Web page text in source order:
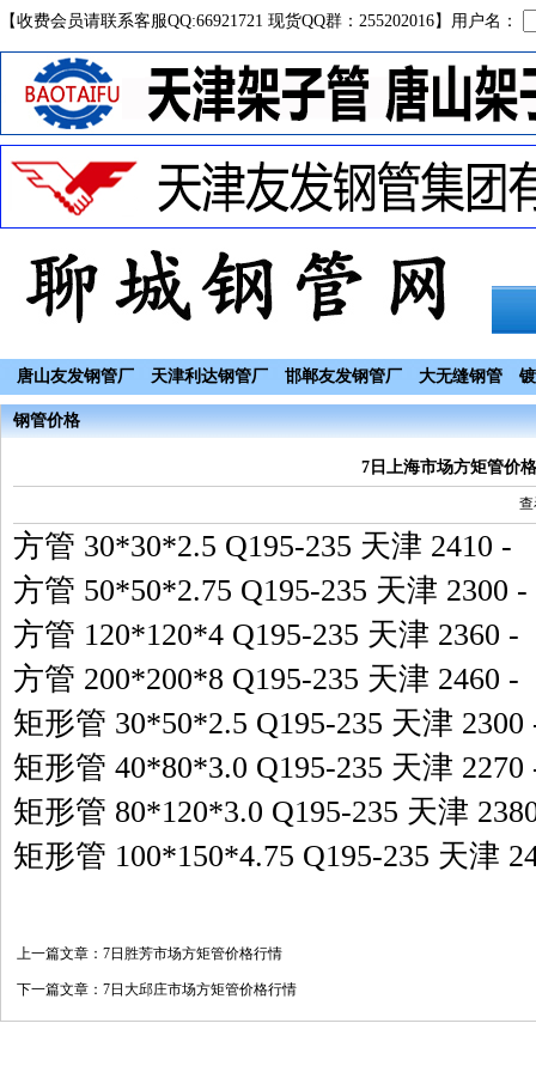
【收费会员请联系客服QQ:66921721 现货QQ群：255202016】用户名：
唐山友发钢管厂 天津利达钢管厂 邯郸友发钢管厂 大无缝钢管
钢管价格
7日上海市场方矩管价
查
方管 30*30*2.5 Q195-235 天津 2410
方管 50*50*2.75 Q195-235 天津 2300
方管 120*120*4 Q195-235 天津 2360
方管 200*200*8 Q195-235 天津 2460
矩形管 30*50*2.5 Q195-235 天津
矩形管 40*80*3.0 Q195-235 天津
矩形管 80*120*3.0 Q195-235 天津
矩形管 100*150*4.75 Q195-235 天津
上一篇文章： 7日胜芳市场方矩管价格行情
下一篇文章： 7日大邱庄市场方矩管价格行情